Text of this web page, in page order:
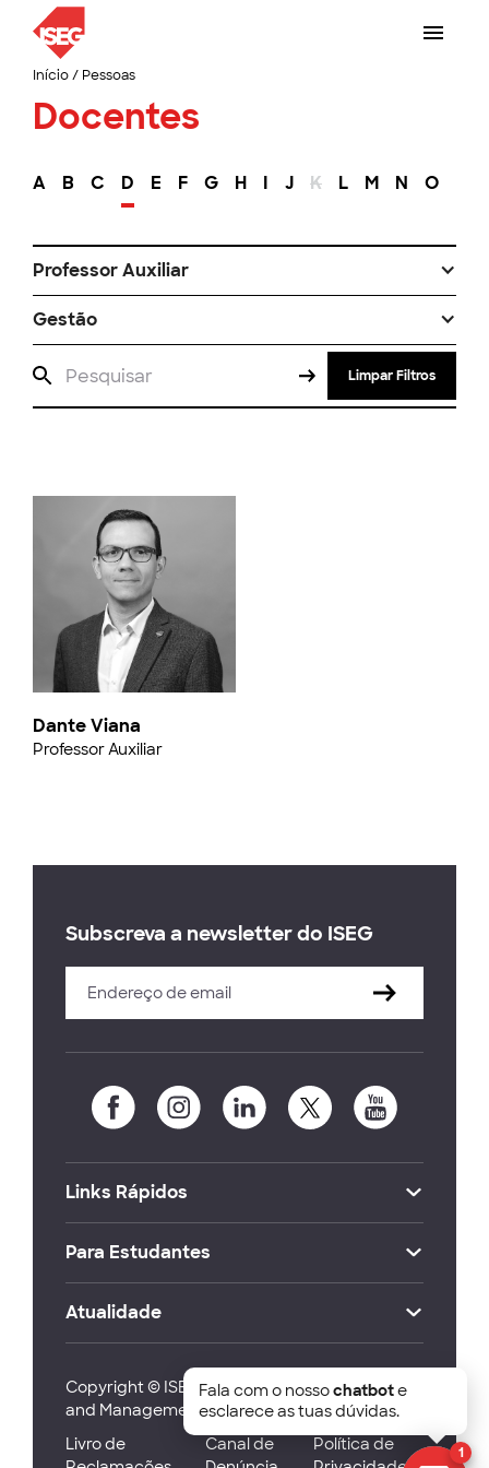
Início/ Pessoas
Docentes
A B C D E F G H I J K L M N O
Professor Auxiliar
Gestão
Limpar Filtros
Dante Viana
Professor Auxiliar
Subscreva a newsletter do ISEG
Links Rápidos
Para Estudantes
Atualidade
Copyright © ISEG Lisbon School of Economics
and Management 2026
Livro de
Canal de
Política de
1
Fala com o nossochatbote
esclarece as tuas dúvidas.